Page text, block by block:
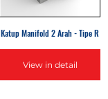
Katup Manifold 2 Arah - Tipe R
View in detail